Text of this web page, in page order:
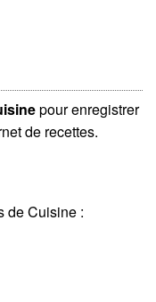
pour enregistrer
de recettes.
de Cuisine :